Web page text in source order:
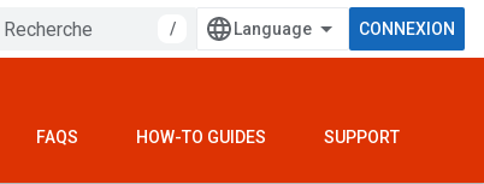
/ CONNEXION
FAQS HOW-TO GUIDES SUPPORT